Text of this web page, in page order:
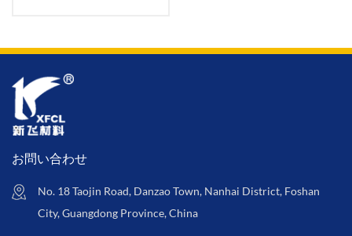
お問い合わせ
No. 18 Taojin Road, Danzao Town, Nanhai District, Foshan
City, Guangdong Province, China